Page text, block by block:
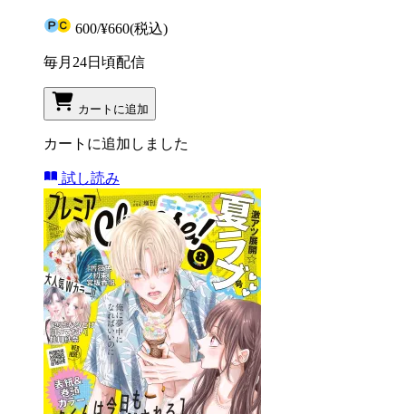
600/¥660(税込)
毎月24日頃配信
カートに追加
カートに追加しました
試し読み